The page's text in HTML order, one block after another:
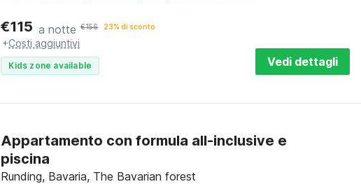
€115 a notte €156 23% di sconto
+Costi aggiuntivi
Kids zone available Vedi dettagli
Appartamento con formula all-inclusive e
piscina
Runding, Bavaria, The Bavarian forest